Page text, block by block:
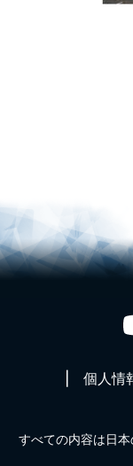
個人情
すべての内容は日